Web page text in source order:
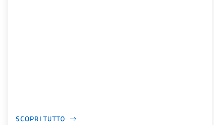
SCOPRI TUTTO